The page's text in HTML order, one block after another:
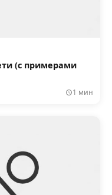
(с примерами
1 мин